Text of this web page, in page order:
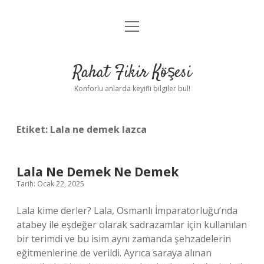
Anasayfa
Yasal Uyarı
menüyü
Rahat Fikir Köşesi
Konforlu anlarda keyifli bilgiler bul!
Etiket: Lala ne demek lazca
Lala Ne Demek Ne Demek
Tarih: Ocak 22, 2025
Lala kime derler? Lala, Osmanlı İmparatorluğu’nda
atabey ile eşdeğer olarak sadrazamlar için kullanılan
bir terimdi ve bu isim aynı zamanda şehzadelerin
eğitmenlerine de verildi. Ayrıca saraya alınan